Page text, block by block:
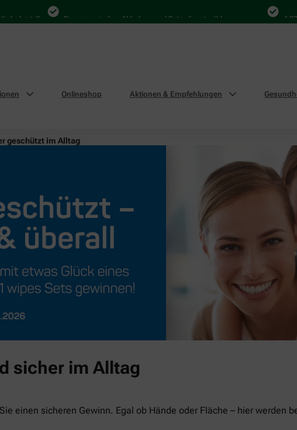
Bequem zwischen Abholung und Botendienst wählen 4.000
Onlineshop Aktionen & Empfehlungen
geschützt im Alltag
sicher im Alltag
einen sicheren Gewinn. Egal ob Hände oder Fläche – hier werden